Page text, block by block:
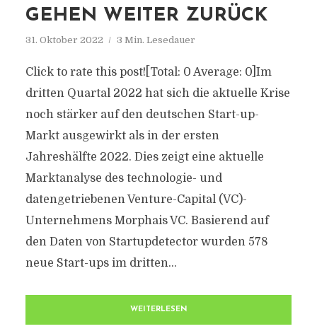
GEHEN WEITER ZURÜCK
31. Oktober 2022 3 Min. Lesedauer
Click to rate this post![Total: 0 Average: 0]Im
dritten Quartal 2022 hat sich die aktuelle Krise
noch stärker auf den deutschen Start-up-
Markt ausgewirkt als in der ersten
Jahreshälfte 2022. Dies zeigt eine aktuelle
Marktanalyse des technologie- und
datengetriebenen Venture-Capital (VC)-
Unternehmens Morphais VC. Basierend auf
den Daten von Startupdetector wurden 578
neue Start-ups im dritten...
WEITERLESEN